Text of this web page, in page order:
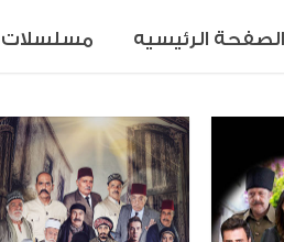
الصفحة الرئيسيه مسلسلات